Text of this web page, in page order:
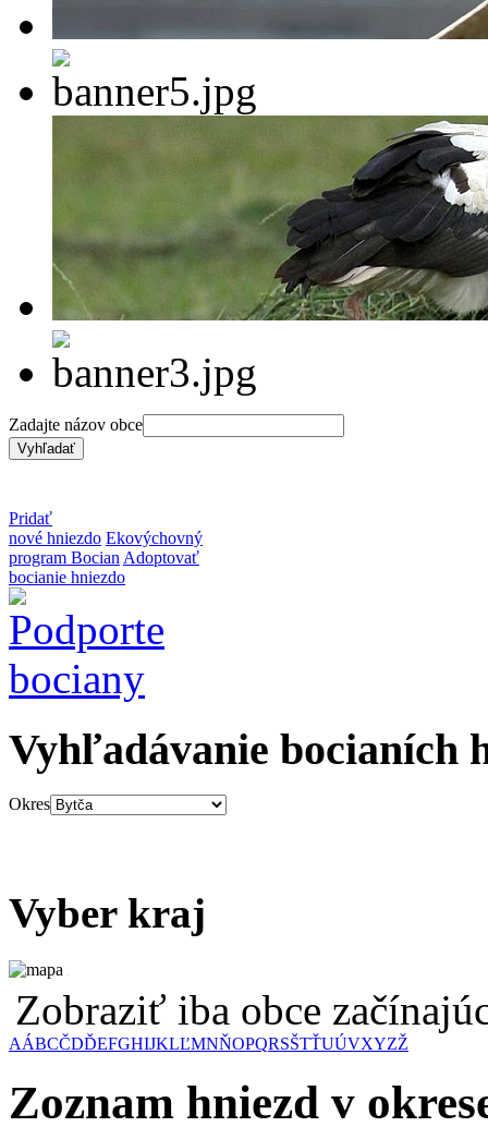
Zadajte názov obce
Pridať
nové hniezdo Ekovýchovný
program Bocian Adoptovať
bocianie hniezdo
Vyhľadávanie bocianích
Okres
Vyber kraj
Zobraziť iba obce
AÁBCČDĎEFGHIJKLĽMNŇOPQRSŠTŤUÚVXYZŽ
Zoznam hniezd v